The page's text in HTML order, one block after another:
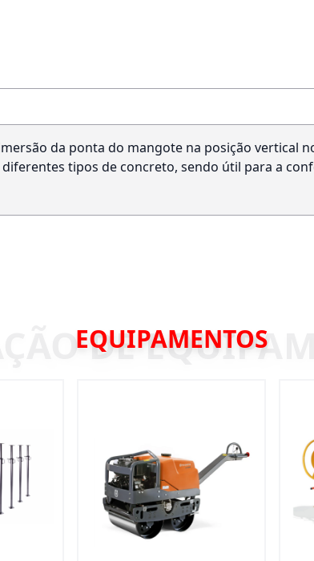
da ponta do mangote na posição vertical
tipos de concreto, sendo útil para a
EQUIPAMENTOS